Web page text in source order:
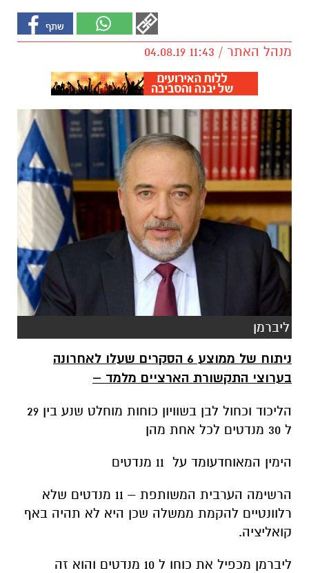
מנהל האתר / 11:43 04.08.19
ליברמן
ניתוח של ממוצע 6 הסקרים שעלו לאחרונה
בערוצי התקשורת הארציים מלמד –
הליכוד וכחול לבן בשוויון כוחות מוחלט שנע בין 29
ל 30 מנדטים לכל אחת מהן
הימין המאוחדעומד על 11 מנדטים
הרשימה הערבית המשותפת – 11 מנדטים שלא
רלוונטיים להקמת ממשלה שכן היא לא תהיה באף
קואליציה.
ליברמן מכפיל את כוחו ל 10 מנדטים והוא זה